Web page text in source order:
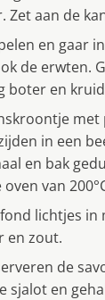
Zet aan de
en gaar
de erwten.
boter en
met
in een
en bak
van
lichtjes
en zout.
de
sjalot en